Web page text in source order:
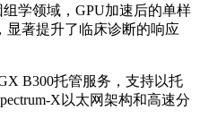
学领域，GPU加速后的单样
显著提升了临床诊断的响应
B300托管服务，支持以托
X以太网架构和高速分